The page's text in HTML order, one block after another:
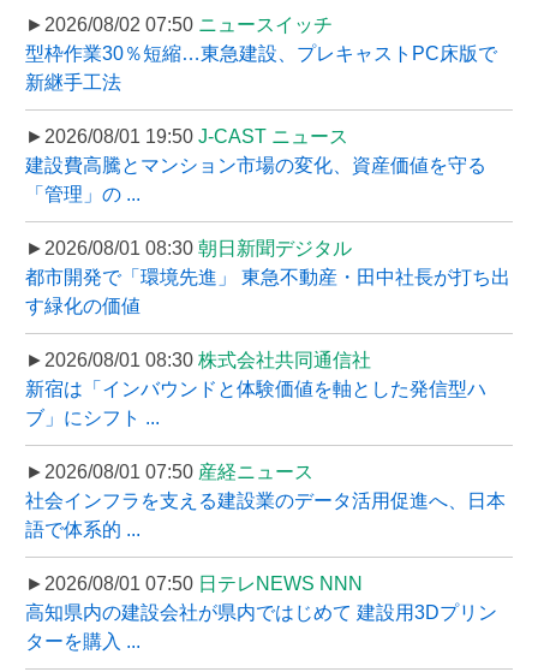
►2026/08/02 07:50 ニュースイッチ
型枠作業30％短縮…東急建設、プレキャストPC床版で
新継手工法
►2026/08/01 19:50 J-CAST ニュース
建設費高騰とマンション市場の変化、資産価値を守る
「管理」の ...
►2026/08/01 08:30 朝日新聞デジタル
都市開発で「環境先進」 東急不動産・田中社長が打ち出
す緑化の価値
►2026/08/01 08:30 株式会社共同通信社
新宿は「インバウンドと体験価値を軸とした発信型ハ
ブ」にシフト ...
►2026/08/01 07:50 産経ニュース
社会インフラを支える建設業のデータ活用促進へ、日本
語で体系的 ...
►2026/08/01 07:50 日テレNEWS NNN
高知県内の建設会社が県内ではじめて 建設用3Dプリン
ターを購入 ...